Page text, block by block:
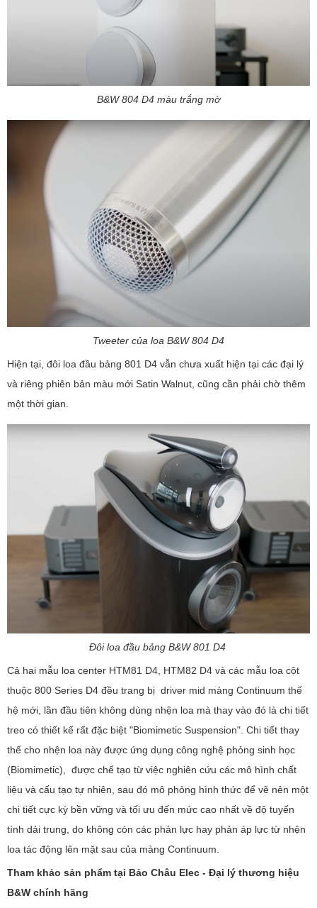
B&W 804 D4 màu trắng mờ
Tweeter của loa B&W 804 D4
Hiện tại, đôi loa đầu bảng 801 D4 vẫn chưa xuất hiện tại các đại lý
và riêng phiên bản màu mới Satin Walnut, cũng cần phải chờ thêm
một thời gian.
Đôi loa đầu bảng B&W 801 D4
Cả hai mẫu loa center HTM81 D4, HTM82 D4 và các mẫu loa cột
thuộc 800 Series D4 đều trang bị driver mid màng Continuum thế
hệ mới, lần đầu tiên không dùng nhện loa mà thay vào đó là chi tiết
treo có thiết kế rất đặc biệt "Biomimetic Suspension". Chi tiết thay
thế cho nhện loa này được ứng dụng công nghệ phỏng sinh học
(Biomimetic), được chế tạo từ việc nghiên cứu các mô hình chất
liệu và cấu tạo tự nhiên, sau đó mô phỏng hình thức để vẽ nên một
chi tiết cực kỳ bền vững và tối ưu đến mức cao nhất về độ tuyến
tính dải trung, do không còn các phản lực hay phản áp lực từ nhện
loa tác động lên mặt sau của màng Continuum.
Tham khảo sản phẩm tại Bảo Châu Elec - Đại lý thương hiệu
B&W chính hãng